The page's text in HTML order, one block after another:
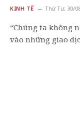
KINH TẾ Thứ Tư, 30/
“Chúng ta không
vào những giao